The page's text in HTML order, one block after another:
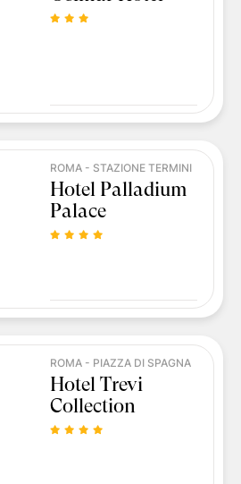
ROMA - STAZIONE TERMINI
Hotel Palladium
Palace
ROMA - PIAZZA DI SPAGNA
Hotel Trevi
Collection